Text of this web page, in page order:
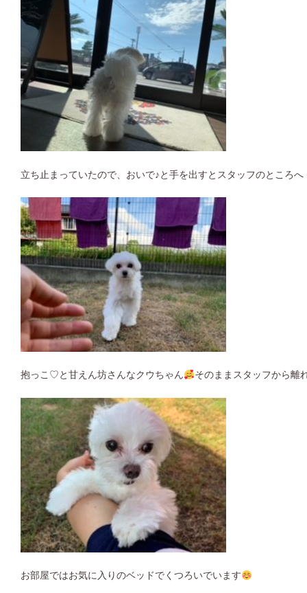
立ち止まっていたので、おいで♪と手を出すとスタッフのところへ
抱っこ♡と甘えん坊さんなクウちゃん そのままスタッフから離
お部屋ではお気に入りのベッドでくつろいでいます